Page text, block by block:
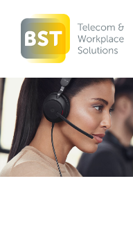
naar
inhoud